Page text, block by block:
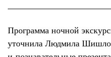
Программа ночной
уточнила Людмила